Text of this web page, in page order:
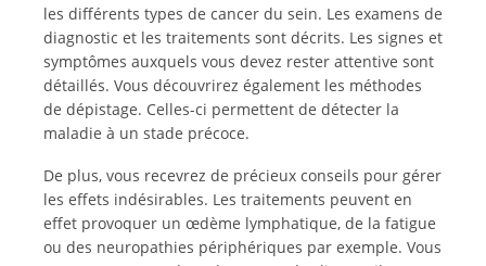
les différents types de cancer du sein. Les examens de
diagnostic et les traitements sont décrits. Les signes et
symptômes auxquels vous devez rester attentive sont
détaillés. Vous découvrirez également les méthodes
de dépistage. Celles-ci permettent de détecter la
maladie à un stade précoce.
De plus, vous recevrez de précieux conseils pour gérer
les effets indésirables. Les traitements peuvent en
effet provoquer un œdème lymphatique, de la fatigue
ou des neuropathies périphériques par exemple. Vous